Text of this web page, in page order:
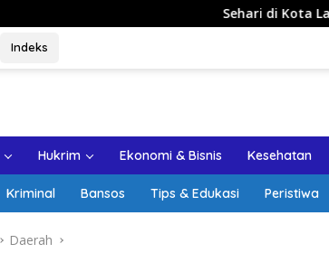
Sehari di Kota Lama
Indeks
Hukrim Ekonomi & Bisnis Kesehatan
Kriminal Bansos Tips & Edukasi Peristiwa
Daerah